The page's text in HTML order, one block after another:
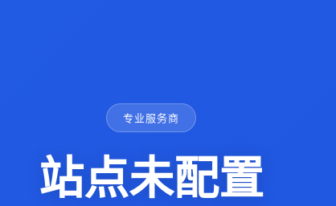
专业服务商
站点未配置